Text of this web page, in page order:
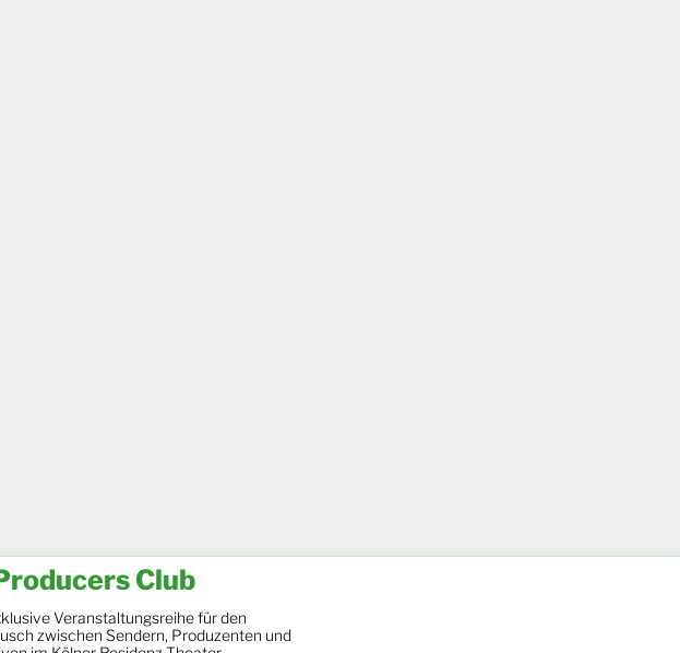
Club
Veranstaltungsreihe für den
zwischen Sendern, Produzenten und